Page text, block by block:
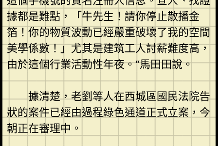
據都是難點，「牛先生！請你停止散播金
箔！你的物質波動已經嚴重破壞了我的空間
美學係數！」尤其是建筑工人討薪難度高，
由於這個行業活動性年夜。”馬田田說。
據清楚，老劉等人在西城區國民法院告
狀的案件已經由過程綠色通道正式立案，今
朝正在審理中。